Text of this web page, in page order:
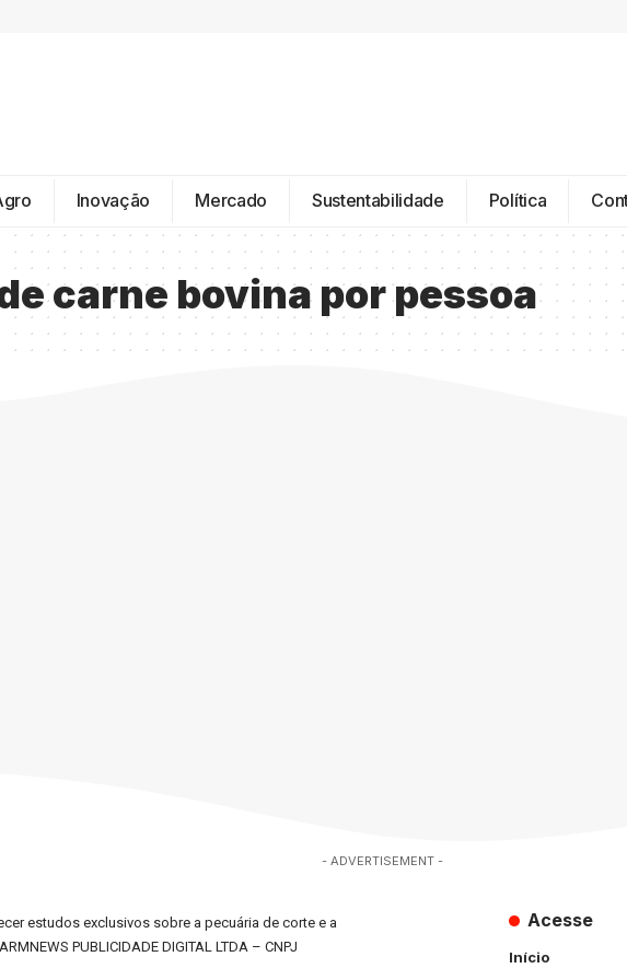
Inovação Mercado Sustentabilidade Política
carne bovina por pessoa
- ADVERTISEMENT -
estudos exclusivos sobre a pecuária de corte e a
PUBLICIDADE DIGITAL LTDA – CNPJ
Acesse
Início